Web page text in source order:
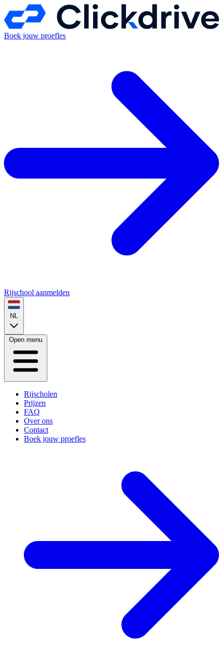
Boek jouw proefles
Rijschool aanmelden
NL
Open menu
Rijscholen
Prijzen
FAQ
Over ons
Contact
Boek jouw proefles